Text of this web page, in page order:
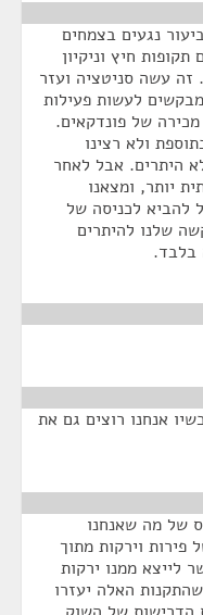
נגעים בצמחים
חיץ וניקיון
סניטציה ועזר
לעשות פעילות
של פונדקאים.
ולא רצינו
אבל לאחר
ומצאנו
לכניסה של
להיתרים
רוצים גם את
שאנחנו
וירקות מתוך
ממנו ירקות
האלה יעזרו